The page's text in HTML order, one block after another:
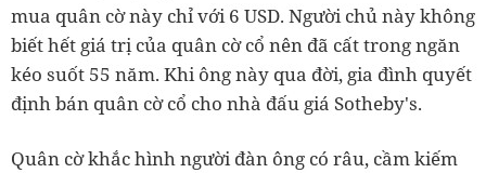
mua quân cờ này chỉ với 6 USD. Người chủ này không
biết hết giá trị của quân cờ cổ nên đã cất trong ngăn
kéo suốt 55 năm. Khi ông này qua đời, gia đình quyết
định bán quân cờ cổ cho nhà đấu giá Sotheby's.
Quân cờ khắc hình người đàn ông có râu, cầm kiếm